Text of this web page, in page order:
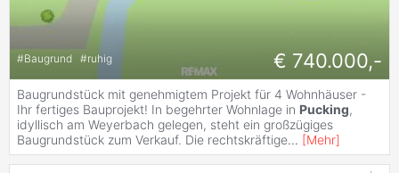
#Baugrund #ruhig € 740.000,-
Baugrundstück mit genehmigtem Projekt für 4 Wohnhäuser -
Ihr fertiges Bauprojekt! In begehrter Wohnlage in Pucking,
idyllisch am Weyerbach gelegen, steht ein großzügiges
Baugrundstück zum Verkauf. Die rechtskräftige... [Mehr]